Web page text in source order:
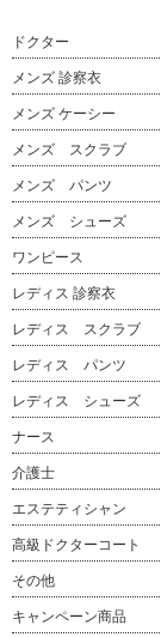
ドクター
メンズ 診察衣
メンズ ケーシー
メンズ スクラブ
メンズ パンツ
メンズ シューズ
ワンピース
レディス 診察衣
レディス スクラブ
レディス パンツ
レディス シューズ
ナース
介護士
エステティシャン
高級ドクターコート
その他
キャンペーン商品